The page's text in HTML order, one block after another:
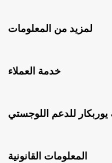
لمزيد من المعلومات
خدمة العملاء
للدعم اللوجستي
المعلومات القانونية